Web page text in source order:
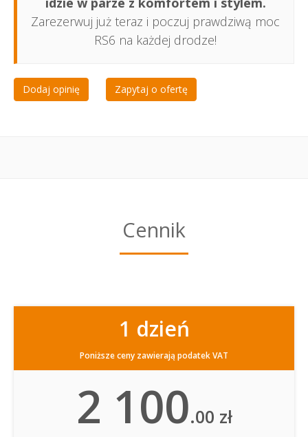
Zarezerwuj już teraz i poczuj prawdziwą moc
RS6 na każdej drodze!
Dodaj opinię Zapytaj o ofertę
Cennik
1 dzień
Poniższe ceny zawierają podatek VAT
2 100.00 zł